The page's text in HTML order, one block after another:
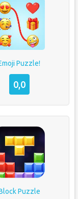
Puzzle!
0,0
Puzzle